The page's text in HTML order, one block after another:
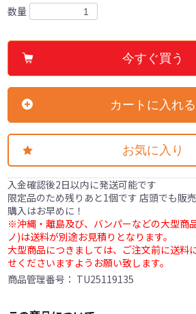
数量
今すぐ買う
カートに入れる
お気に入り
入金確認後2日以内に発送可能です
限定品のため残りあと1個です 店頭でも販
購入はお早めに！
※沖縄・離島及び、バンパーなどの大型商
ノ)は送料が別途お見積りとなります。
大型商品につきましては、ご注文前に送料
せくださいますようお願い致します。
商品管理番号： TU25119135